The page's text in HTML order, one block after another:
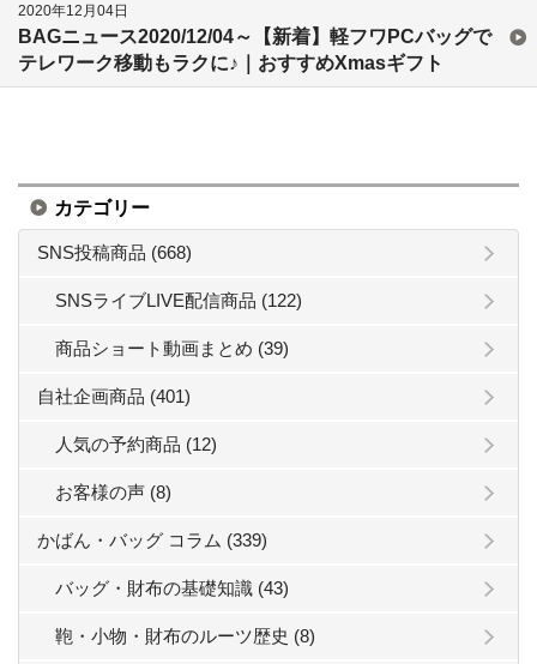
2020年12月04日
BAGニュース2020/12/04～【新着】軽フワPCバッグで
テレワーク移動もラクに♪｜おすすめXmasギフト
カテゴリー
SNS投稿商品 (668)
SNSライブLIVE配信商品 (122)
商品ショート動画まとめ (39)
自社企画商品 (401)
人気の予約商品 (12)
お客様の声 (8)
かばん・バッグ コラム (339)
バッグ・財布の基礎知識 (43)
鞄・小物・財布のルーツ歴史 (8)